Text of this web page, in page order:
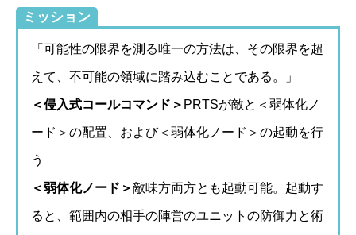
ミッション
「可能性の限界を測る唯一の方法は、その限界を超
えて、不可能の領域に踏み込むことである。」
＜侵入式コールコマンド＞ PRTSが敵と＜弱体化ノ
ード＞の配置、および＜弱体化ノード＞の起動を行
う
＜弱体化ノード＞敵味方両方とも起動可能。起動す
ると、範囲内の相手の陣営のユニットの防御力と術